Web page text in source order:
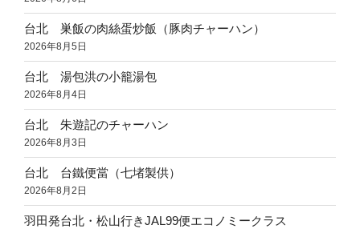
ク
ラ
の
台北 巣飯の肉絲蛋炒飯（豚肉チャーハン）
2026年8月5日
台北 湯包洪の小籠湯包
2026年8月4日
台北 朱遊記のチャーハン
2026年8月3日
台北 台鐵便當（七堵製供）
2026年8月2日
羽田発台北・松山行きJAL99便エコノミークラス